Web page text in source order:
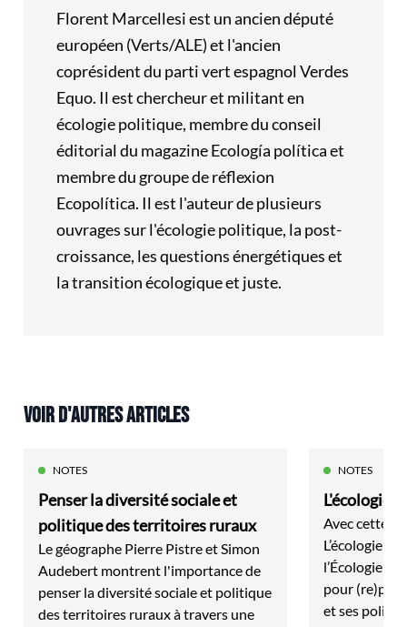
Florent Marcellesi est un ancien député
européen (Verts/ALE) et l'ancien
coprésident du parti vert espagnol Verdes
Equo. Il est chercheur et militant en
écologie politique, membre du conseil
éditorial du magazine Ecología política et
membre du groupe de réflexion
Ecopolítica. Il est l'auteur de plusieurs
ouvrages sur l'écologie politique, la post-
croissance, les questions énergétiques et
la transition écologique et juste.
VOIR D'AUTRES ARTICLES
NOTES
Penser la diversité sociale et
politique des territoires ruraux
Le géographe Pierre Pistre et Simon
Audebert montrent l'importance de
penser la diversité sociale et politique
des territoires ruraux à travers une
NOTES
L'écologie
Avec cette
L’écologie
l’Écologie
pour
et ses